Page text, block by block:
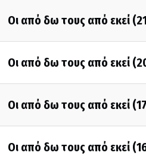
Οι από δω τους από εκεί
Οι από δω τους από εκεί
Οι από δω τους από εκεί
Οι από δω τους από εκεί